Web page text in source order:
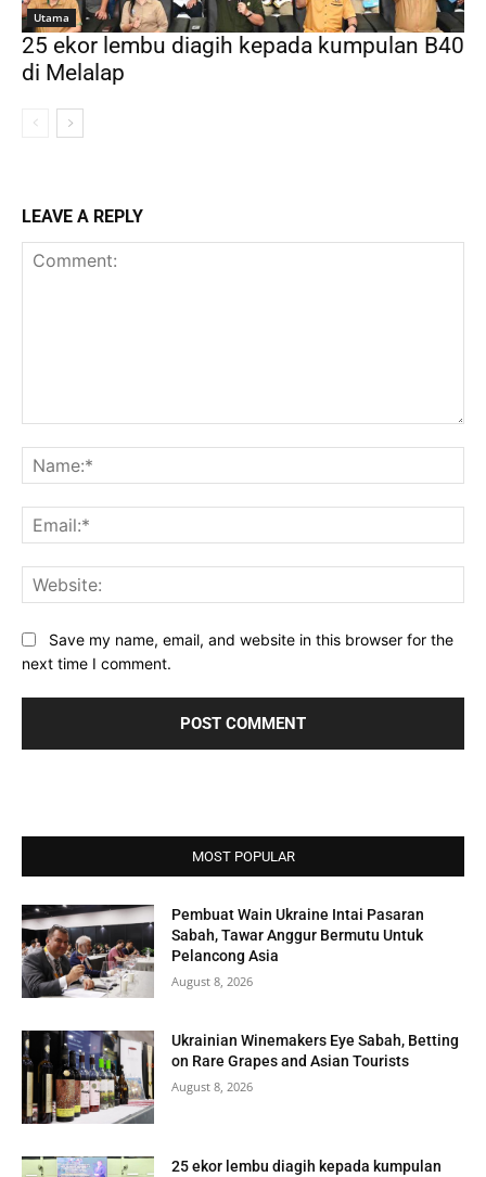
Utama
25 ekor lembu diagih kepada kumpulan B40
di Melalap
LEAVE A REPLY
Save my name, email, and website in this browser for the
next time I comment.
MOST POPULAR
Pembuat Wain Ukraine Intai Pasaran
Sabah, Tawar Anggur Bermutu Untuk
Pelancong Asia
August 8, 2026
Ukrainian Winemakers Eye Sabah, Betting
on Rare Grapes and Asian Tourists
August 8, 2026
25 ekor lembu diagih kepada kumpulan